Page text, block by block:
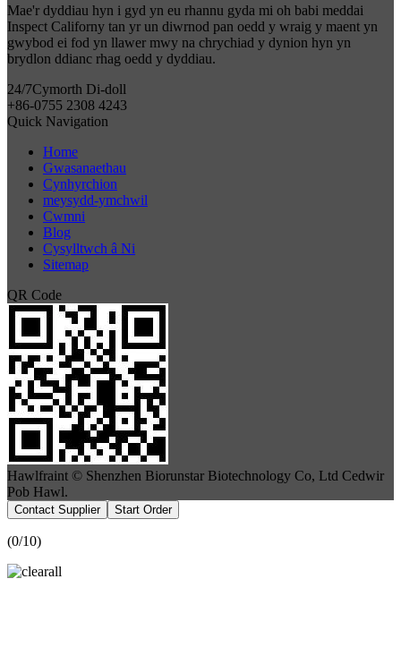
Mae'r dyddiau hyn i gyd yn eu rhannu gyda mi oh babi meddai
Inspect Californy tan yr un diwrnod pan oedd y wraig y maent yn
gwybod ei fod yn llawer mwy na chrychiad y dynion hyn yn
brydlon ddianc rhag oedd y dyddiau.
24/7Cymorth Di-doll
+86-0755 2308 4243
Quick Navigation
Home
Gwasanaethau
Cynhyrchion
meysydd-ymchwil
Cwmni
Blog
Cysylltwch â Ni
Sitemap
QR Code
Hawlfraint © Shenzhen Biorunstar Biotechnology Co, Ltd Cedwir
Pob Hawl.
Contact Supplier Start Order
(0/10)